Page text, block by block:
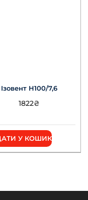
Ізовент Н100/7,6
1822₴
У КОШИК